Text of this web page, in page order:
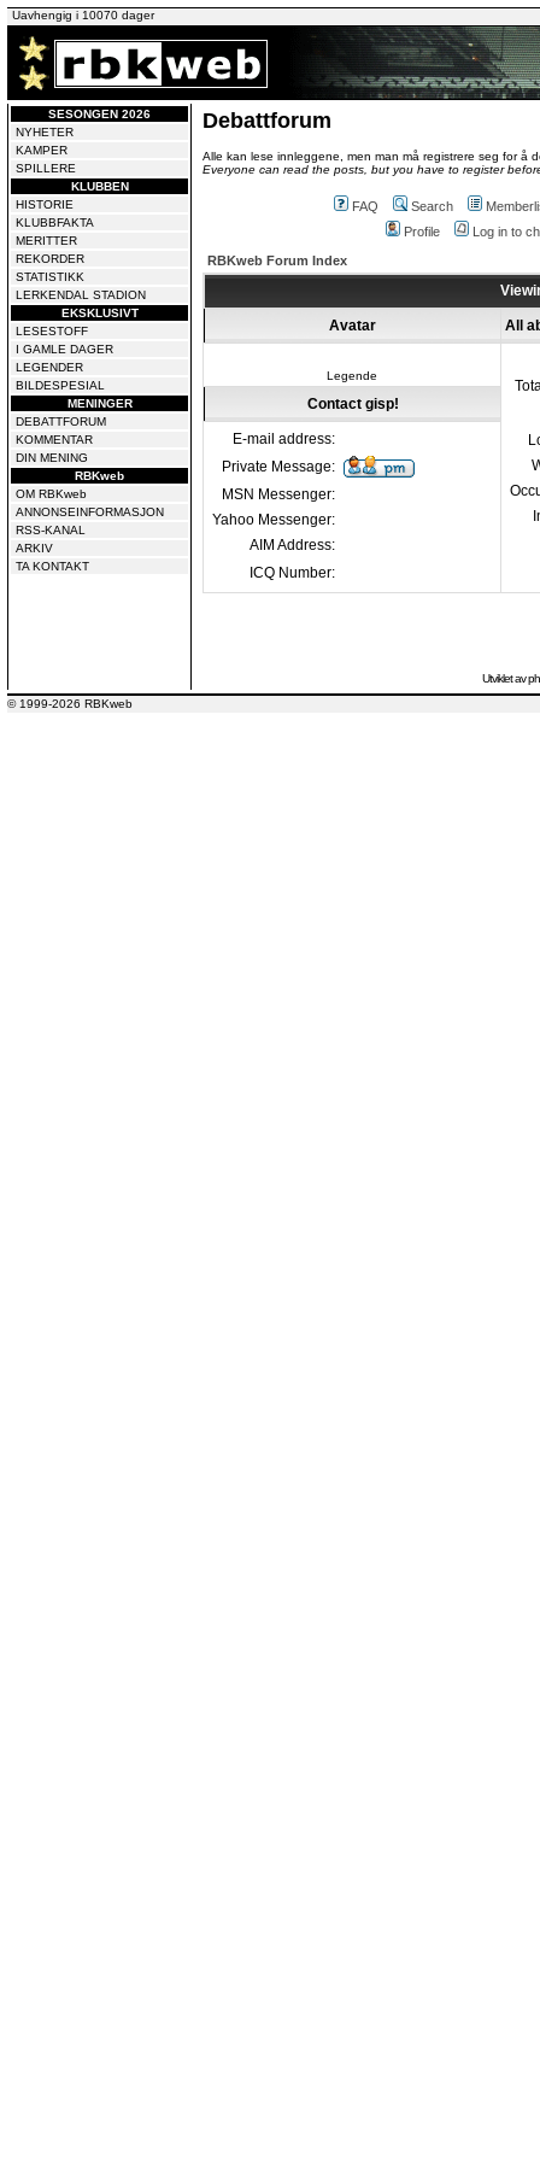
Uavhengig i 10070 dager
SESONGEN 2026
NYHETER
KAMPER
SPILLERE
KLUBBEN
HISTORIE
KLUBBFAKTA
MERITTER
REKORDER
STATISTIKK
LERKENDAL STADION
EKSKLUSIVT
LESESTOFF
I GAMLE DAGER
LEGENDER
BILDESPESIAL
MENINGER
DEBATTFORUM
KOMMENTAR
DIN MENING
RBKweb
OM RBKweb
ANNONSEINFORMASJON
RSS-KANAL
ARKIV
TA KONTAKT
Debattforum
Alle kan lese innleggene, men man må registrere seg for å
Everyone can read the posts, but you have to register
FAQ Search
Profile
Log in to
RBKweb Forum Index
Avatar All
Legende
Contact gisp!
E-mail address:
Private Message:
MSN Messenger:
Yahoo Messenger:
AIM Address:
ICQ Number:
Utviklet av
© 1999-2026 RBKweb